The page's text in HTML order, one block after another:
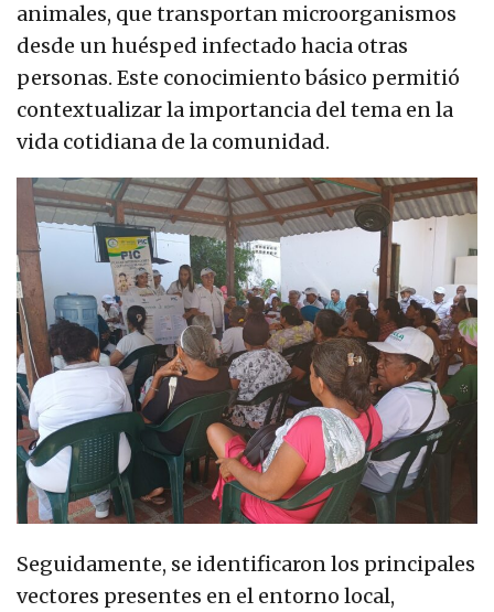
animales, que transportan microorganismos
desde un huésped infectado hacia otras
personas. Este conocimiento básico permitió
contextualizar la importancia del tema en la
vida cotidiana de la comunidad.
Seguidamente, se identificaron los principales
vectores presentes en el entorno local,